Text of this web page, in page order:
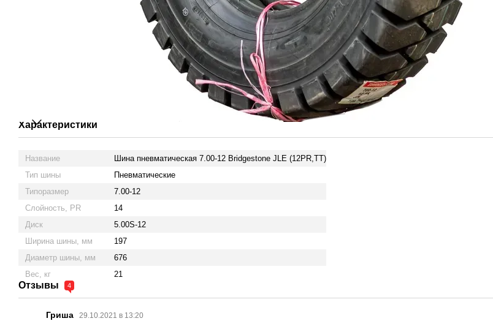
Характеристики
Название
Шина пневматическая 7.00-12 Bridgestone JLE (12PR,TT)
Тип шины
Пневматические
Типоразмер
7.00-12
Слойность, PR
14
Диск
5.00S-12
Ширина шины, мм
197
Диаметр шины, мм
676
Вес, кг
21
Отзывы 4
Гриша 29.10.2021 в 13:20